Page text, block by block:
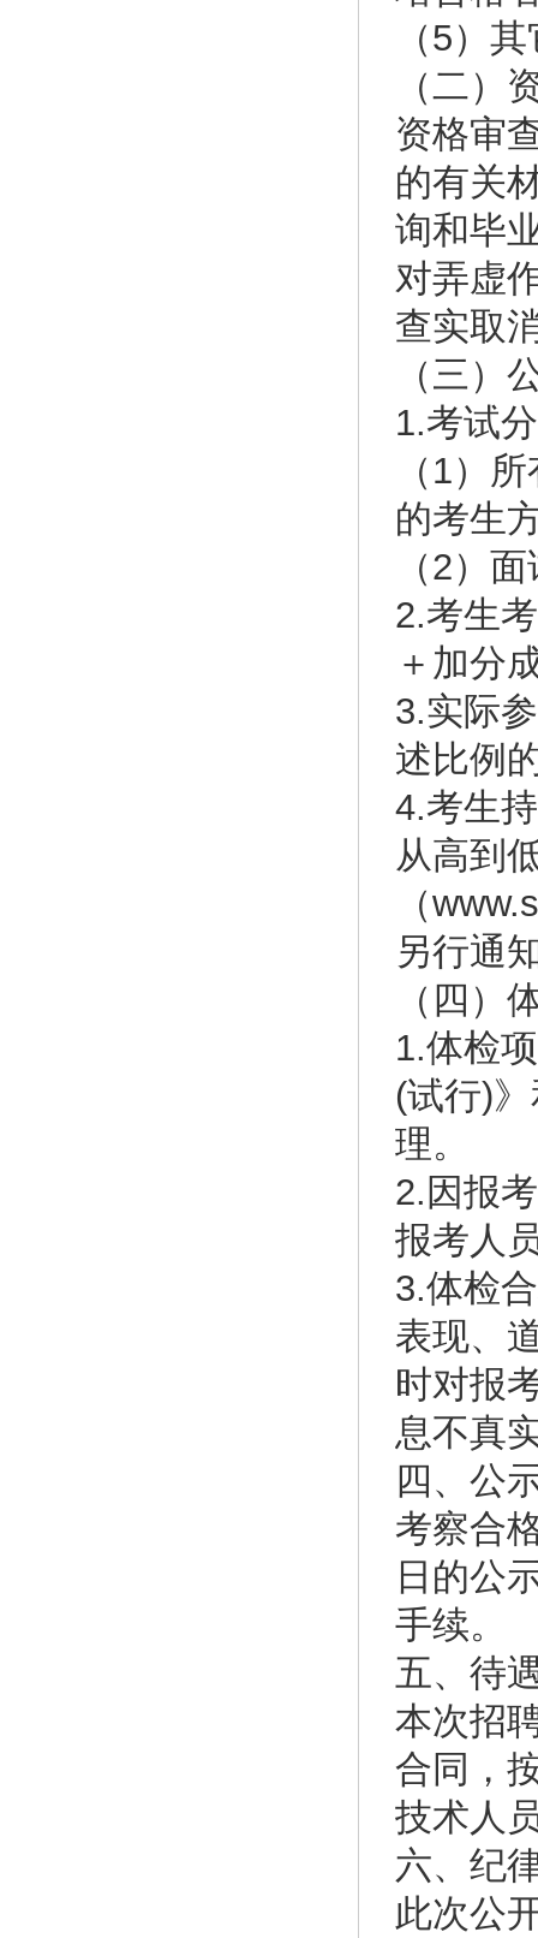
（5）
（二）
资格审
的有关
询和毕
对弄虚
查实取
（三）
1.考试
（1）
的考生
（2）
2.考生
＋加分
3.实际
述比例
4.考生
从高到
（
另行通
（四）
1.体检
(试行)
理。
2.因报
报考人
3.体检
表现、
时对报
息不真
四、公
考察合
日的公
手续。
五、待
本次招
合同，
技术人
六、纪
此次公